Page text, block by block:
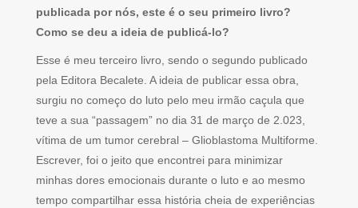
publicada por nós, este é o seu primeiro livro?
Como se deu a ideia de publicá-lo?
Esse é meu terceiro livro, sendo o segundo publicado
pela Editora Becalete. A ideia de publicar essa obra,
surgiu no começo do luto pelo meu irmão caçula que
teve a sua “passagem” no dia 31 de março de 2.023,
vítima de um tumor cerebral – Glioblastoma Multiforme.
Escrever, foi o jeito que encontrei para minimizar
minhas dores emocionais durante o luto e ao mesmo
tempo compartilhar essa história cheia de experiências